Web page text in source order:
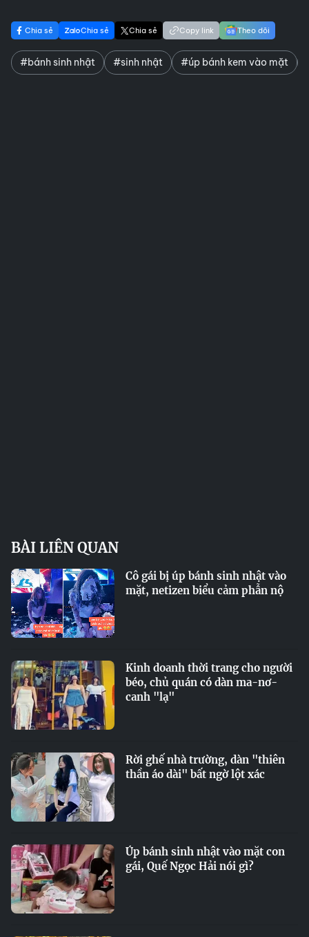
Chia sẻ Chia sẻ Chia sẻ Copy link Theo dõi
#bánh sinh nhật #sinh nhật #úp bánh kem vào mặt
BÀI LIÊN QUAN
Cô gái bị úp bánh sinh nhật vào
mặt, netizen biểu cảm phẫn nộ
Kinh doanh thời trang cho người
béo, chủ quán có dàn ma-nơ-
canh "lạ"
Rời ghế nhà trường, dàn "thiên
thần áo dài" bất ngờ lột xác
Úp bánh sinh nhật vào mặt con
gái, Quế Ngọc Hải nói gì?